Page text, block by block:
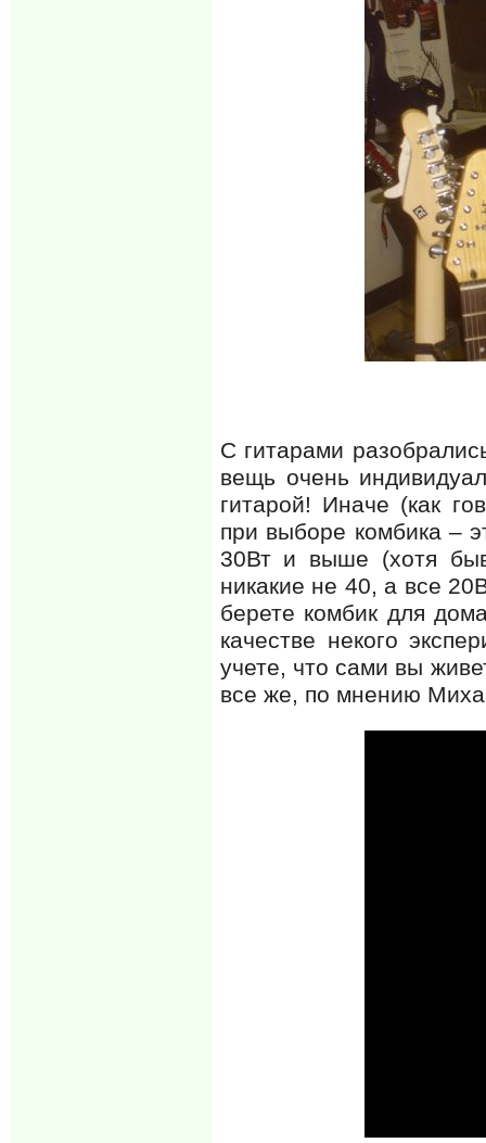
С гитарами
вещь очень
гитарой! Иначе (как
при выборе комбика –
30Вт и выше (хотя
никакие не 40, а все
берете комбик для
качестве некого
учете, что сами вы
все же, по мнению